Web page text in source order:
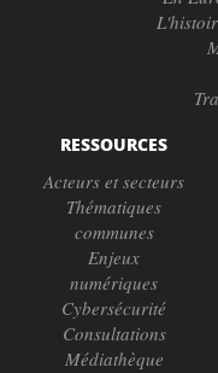
RESSOURCES
Acteurs et secteurs
Thématiques
communes
Enjeux
numériques
Cybersécurité
Consultations
Médiathèque